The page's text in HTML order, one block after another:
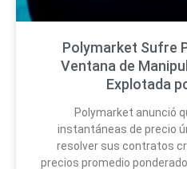
Polymarket Sufre
Ventana de
Explotada
Polymarket anunció
instantáneas de precio
resolver sus contratos
precios promedio